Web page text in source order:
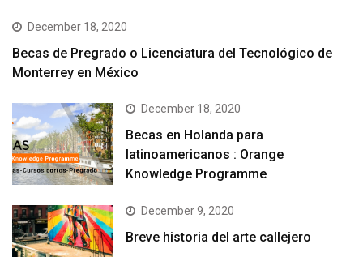
December 18, 2020
Becas de Pregrado o Licenciatura del Tecnológico de
Monterrey en México
December 18, 2020
Becas en Holanda para
latinoamericanos : Orange
Knowledge Programme
December 9, 2020
Breve historia del arte callejero